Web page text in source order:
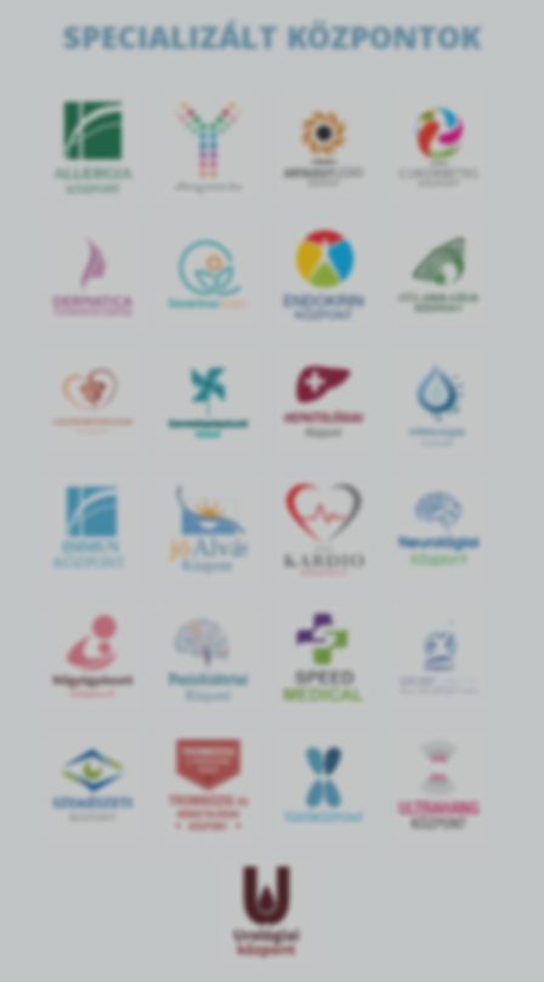
SPECIALIZÁLT KÖZPONTOK
IMMUN
KÖZPONT
jó Alvás
Központ